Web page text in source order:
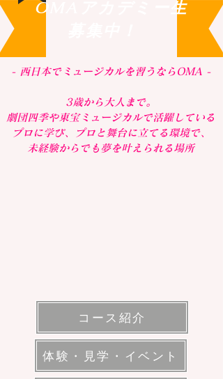
OMAアカデミー生
- 西日本でミュージカルを習うならOMA -
3歳から大人まで。
劇団四季や東宝ミュージカルで活躍している
プロに学び、​プロと舞台に立てる環境で、
​未経験からでも夢を叶えられる場所
コース紹介
体験・見学・イベント